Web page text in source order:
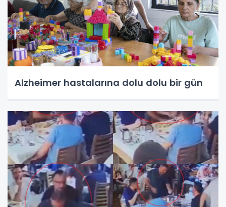
Alzheimer hastalarına dolu dolu bir gün